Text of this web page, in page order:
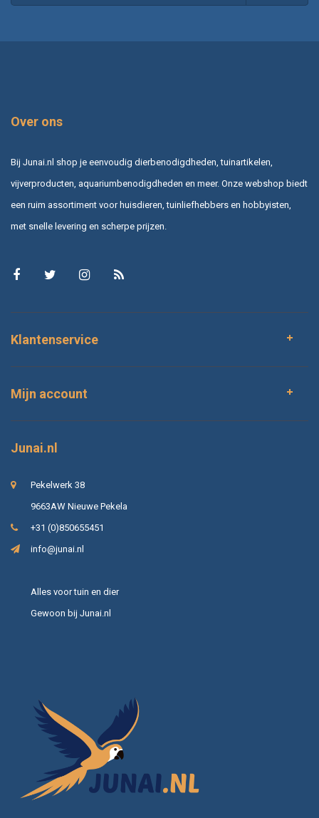
Over ons
Bij Junai.nl shop je eenvoudig dierbenodigdheden, tuinartikelen,
vijverproducten, aquariumbenodigdheden en meer. Onze webshop biedt
een ruim assortiment voor huisdieren, tuinliefhebbers en hobbyisten,
met snelle levering en scherpe prijzen.
Klantenservice
Mijn account
Junai.nl
Pekelwerk 38
9663AW Nieuwe Pekela
+31 (0)850655451
info@junai.nl
Alles voor tuin en dier
Gewoon bij Junai.nl